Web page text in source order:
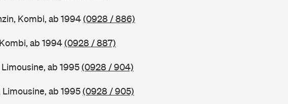
Kombi, ab 1994(0928 / 886)
ab 1994(0928 / 887)
ab 1995(0928 / 904)
ab 1995(0928 / 905)